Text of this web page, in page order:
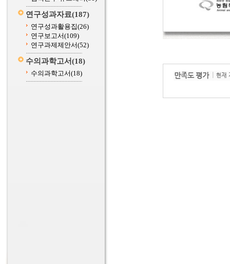
연구성과자료(187)
연구성과활용집(26)
연구보고서(109)
연구과제제안서(52)
수의과학고서(18)
수의과학고서(18)